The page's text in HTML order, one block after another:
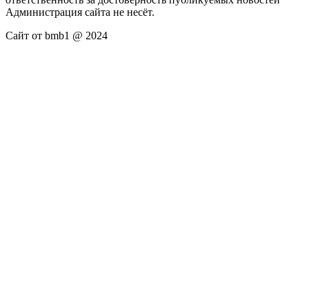
Администрация сайта не несёт.
Сайт от bmb1 @ 2024